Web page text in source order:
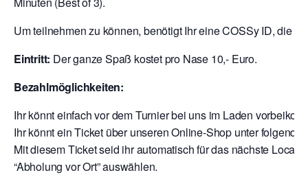
Um teilnehmen zu können, benötigt Ihr eine COSSy ID, die
Eintritt: Der ganze Spaß kostet pro Nase 10,- Euro.
Bezahlmöglichkeiten:
Ihr könnt einfach vor dem Turnier bei uns im Laden
Ihr könnt ein Ticket über unseren Online-Shop unter
Mit diesem Ticket seid ihr automatisch für das nächste Local
“Abholung vor Ort” auswählen.